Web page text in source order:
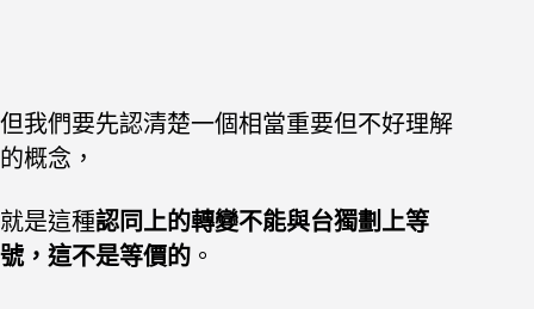
但我們要先認清楚一個相當重要但不好理解
的概念，
就是這種認同上的轉變不能與台獨劃上等
號，這不是等價的 。